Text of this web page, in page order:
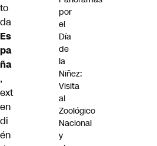
to
da
Es
pa
ña
,
ext
en
di
én
por
el
Día
de
la
Niñez:
Visita
al
Zoológico
Nacional
y